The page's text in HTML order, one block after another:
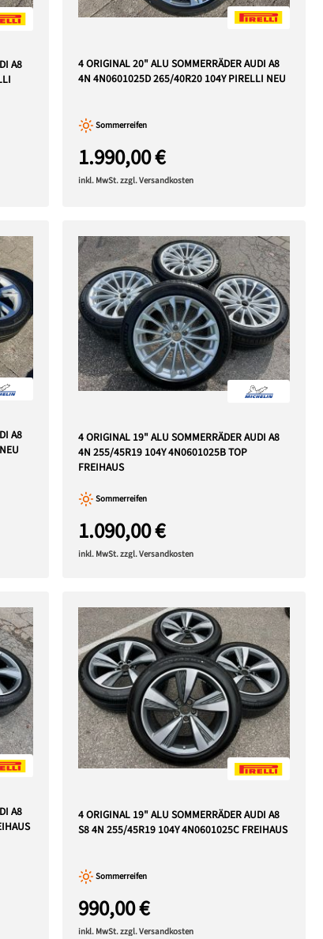
A8
4 ORIGINAL 20" ALU SOMMERRÄDER AUDI A8
4N 4N0601025D 265/40R20 104Y PIRELLI NEU
Sommerreifen
1.990,00 €
inkl. MwSt. zzgl. Versandkosten
A8
4 ORIGINAL 19" ALU SOMMERRÄDER AUDI A8
4N 255/45R19 104Y 4N0601025B TOP
FREIHAUS
Sommerreifen
1.090,00 €
inkl. MwSt. zzgl. Versandkosten
A8
4 ORIGINAL 19" ALU SOMMERRÄDER AUDI A8
S8 4N 255/45R19 104Y 4N0601025C FREIHAUS
Sommerreifen
990,00 €
inkl. MwSt. zzgl. Versandkosten